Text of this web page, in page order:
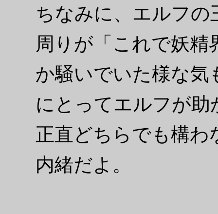
ちなみに、エルフ
周りが「これで妖
か騒いでいた様な気
にとってエルフが
正直どちらでも構
内緒だよ。